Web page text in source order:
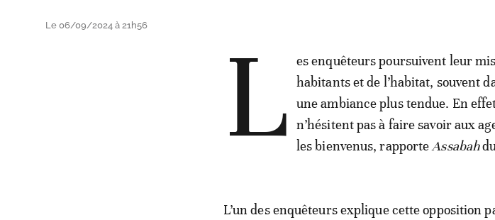
Le 06/09/2024 à 21h56 L
es enquêteurs poursuivent leur
habitants et de l’habitat, souvent
une ambiance plus tendue. En
n’hésitent pas à faire savoir aux
les bienvenus, rapporte Assabah
L’un des enquêteurs explique cette opposition